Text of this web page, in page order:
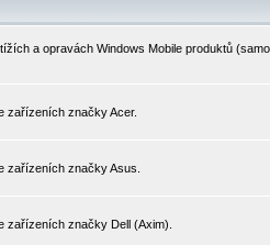
a opravách Windows Mobile produktů
zařízeních značky Acer.
zařízeních značky Asus.
zařízeních značky Dell (Axim).